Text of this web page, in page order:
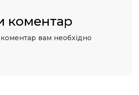
коментар
вам необхідно